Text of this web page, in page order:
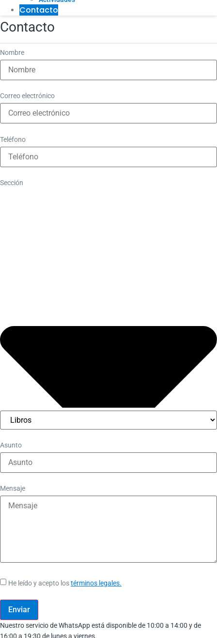
Contacto
Contacto
Nombre
Correo electrónico
Teléfono
Sección
Asunto
Mensaje
He leído y acepto lostérminos legales.
Enviar
Nuestro servicio de WhatsApp está disponible de 10:00 a 14:00 y de
16:00 a 19:30 de lunes a viernes.